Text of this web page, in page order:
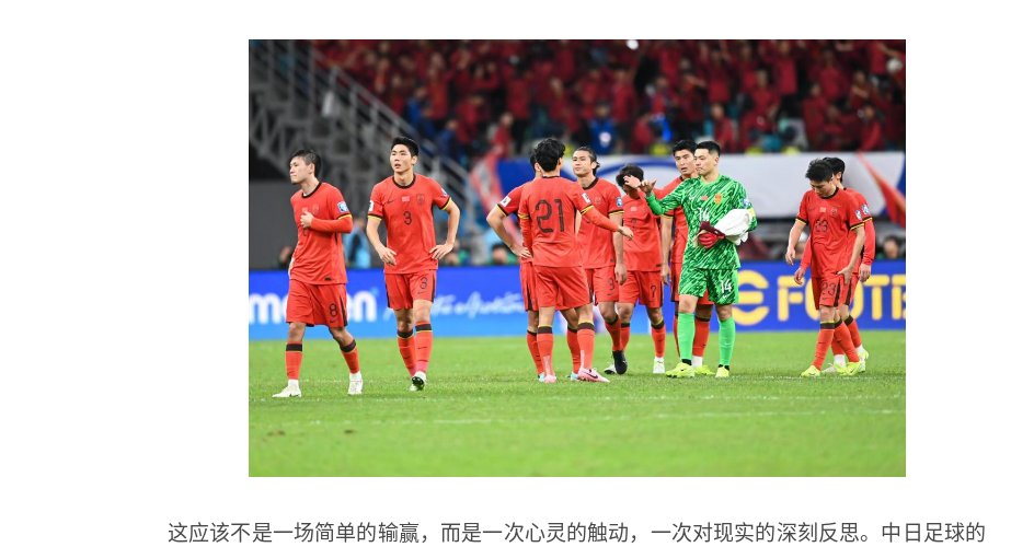
这应该不是一场简单的输赢，而是一次心灵的触动，一次对现实的深刻反思。中日足球的